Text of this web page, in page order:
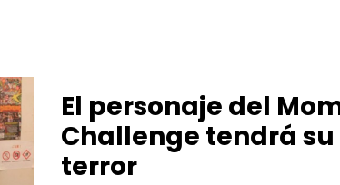
El personaje del
Challenge tendrá
terror